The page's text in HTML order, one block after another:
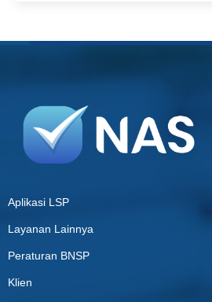
Aplikasi LSP
Layanan Lainnya
Peraturan BNSP
Klien